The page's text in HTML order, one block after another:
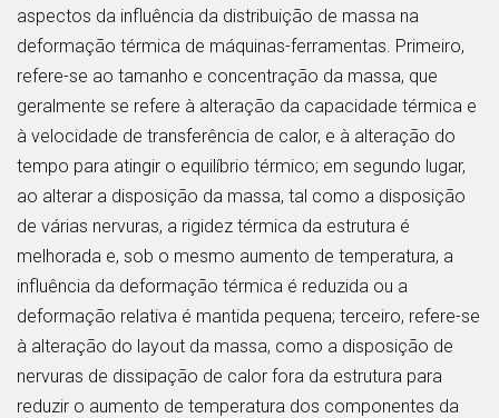
aspectos da influência da distribuição de massa na
deformação térmica de máquinas-ferramentas. Primeiro,
refere-se ao tamanho e concentração da massa, que
geralmente se refere à alteração da capacidade térmica e
à velocidade de transferência de calor, e à alteração do
tempo para atingir o equilíbrio térmico; em segundo lugar,
ao alterar a disposição da massa, tal como a disposição
de várias nervuras, a rigidez térmica da estrutura é
melhorada e, sob o mesmo aumento de temperatura, a
influência da deformação térmica é reduzida ou a
deformação relativa é mantida pequena; terceiro, refere-se
à alteração do layout da massa, como a disposição de
nervuras de dissipação de calor fora da estrutura para
reduzir o aumento de temperatura dos componentes da